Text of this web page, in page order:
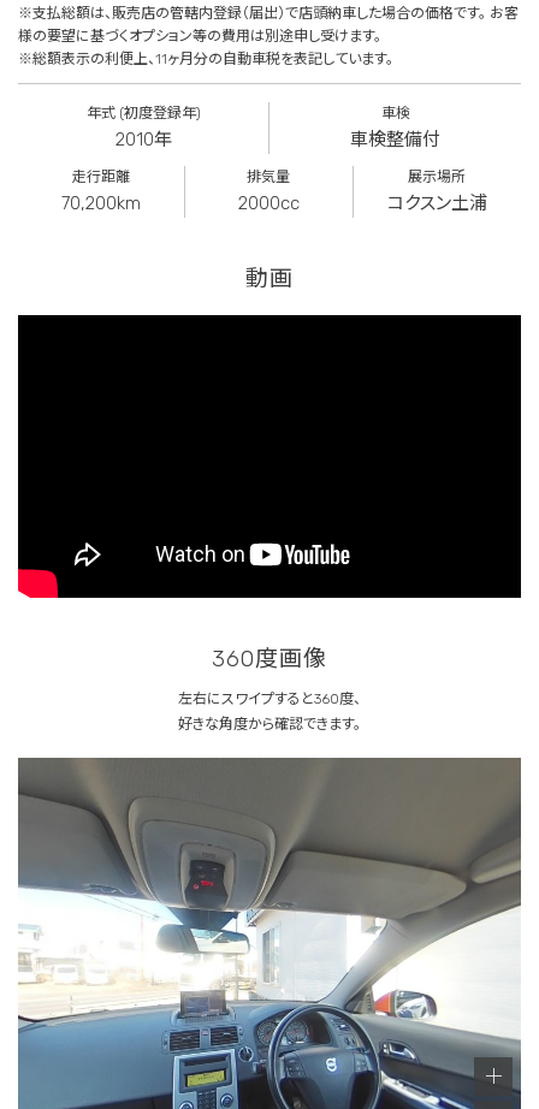
※支払総額は、販売店の管轄内登録（届出）で店頭納車した場合の価格です。 お客
様の要望に基づくオプション等の費用は別途申し受けます。
※総額表示の利便上、11ヶ月分の自動車税を表記しています。
年式 (初度登録年)
2010年
車検
車検整備付
走行距離
70,200km
排気量
2000cc
展示場所
コクスン土浦
動画
360度画像
左右にスワイプすると360度、
好きな角度から確認できます。